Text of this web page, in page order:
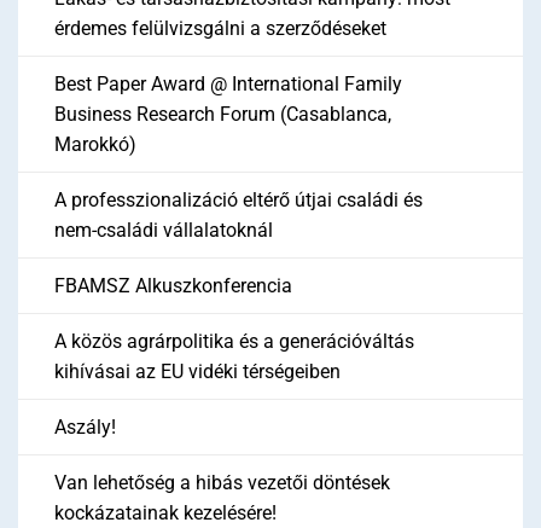
érdemes felülvizsgálni a szerződéseket
Best Paper Award @ International Family
Business Research Forum (Casablanca,
Marokkó)
A professzionalizáció eltérő útjai családi és
nem-családi vállalatoknál
FBAMSZ Alkuszkonferencia
A közös agrárpolitika és a generációváltás
kihívásai az EU vidéki térségeiben
Aszály!
Van lehetőség a hibás vezetői döntések
kockázatainak kezelésére!